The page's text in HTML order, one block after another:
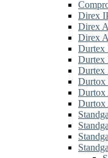
Direx
Direx
Direx
Durtex
Durtex
Durtex
Durtox
Durtox
Durtox